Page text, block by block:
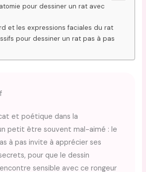
pour dessiner un rat avec
et les expressions faciales du rat
pour dessiner un rat pas à pas
et poétique dans la
petit être souvent mal-aimé : le
à pas invite à apprécier ses
pour que le dessin
sensible avec ce rongeur